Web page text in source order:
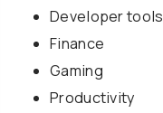
Developer tools
Finance
Gaming
Productivity